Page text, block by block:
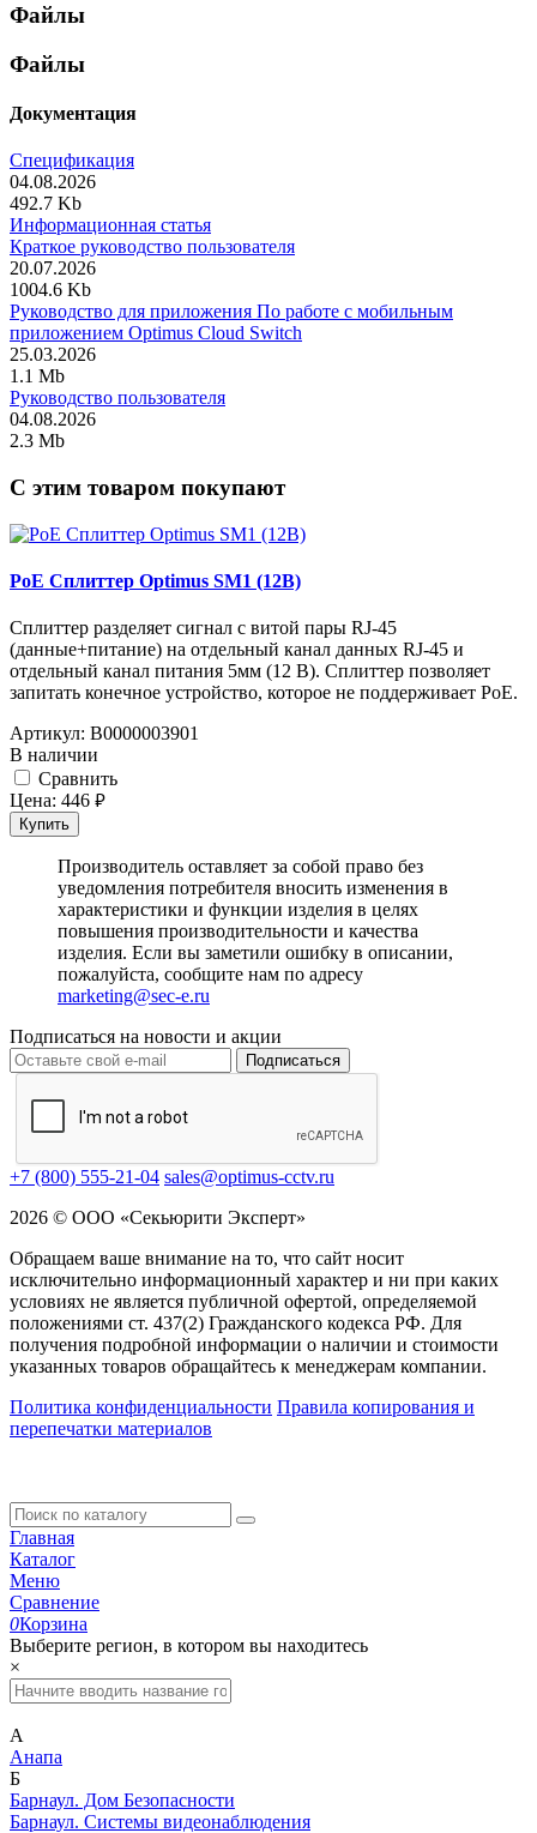
Файлы
Файлы
Документация
Спецификация
04.08.2026
492.7 Kb
Информационная статья
Краткое руководство пользователя
20.07.2026
1004.6 Kb
Руководство для приложения По работе с мобильным
приложением Optimus Cloud Switch
25.03.2026
1.1 Mb
Руководство пользователя
04.08.2026
2.3 Mb
C этим товаром покупают
PoE Сплиттер Optimus SM1 (12B)
Сплиттер разделяет сигнал с витой пары RJ-45
(данные+питание) на отдельный канал данных RJ-45 и
отдельный канал питания 5мм (12 В). Сплиттер позволяет
запитать конечное устройство, которое не поддерживает PoE.
Артикул: В0000003901
В наличии
Cравнить
Цена: 446 руб.
Купить
Производитель оставляет за собой право без
уведомления потребителя вносить изменения в
характеристики и функции изделия в целях
повышения производительности и качества
изделия. Если вы заметили ошибку в описании,
пожалуйста, сообщите нам по адресу
marketing@sec-e.ru
Подписаться на новости и акции
Подписаться
+7 (800) 555-21-04 sales@optimus-cctv.ru
2026 © ООО «Секьюрити Эксперт»
Обращаем ваше внимание на то, что сайт носит
исключительно информационный характер и ни при каких
условиях не является публичной офертой, определяемой
положениями ст. 437(2) Гражданского кодекса РФ. Для
получения подробной информации о наличии и стоимости
указанных товаров обращайтесь к менеджерам компании.
Политика конфиденциальности Правила копирования и
перепечатки материалов
Главная
Каталог
Меню
Сравнение
0Корзина
Выберите регион, в котором вы находитесь
×
А
Анапа
Б
Барнаул. Дом Безопасности
Барнаул. Системы видеонаблюдения